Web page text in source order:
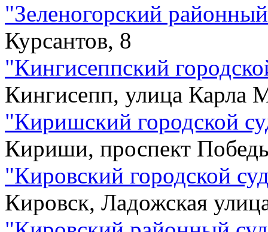
"Зеленогорский
Курсантов, 8
"Кингисеппский
Кингисепп, улица Карла
"Киришский городской
Кириши, проспект
"Кировский городской
Кировск, Ладожская